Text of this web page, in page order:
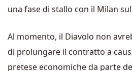
una fase di stallo con il Milan
Al momento, il Diavolo non
di prolungare il contratto a
pretese economiche da parte